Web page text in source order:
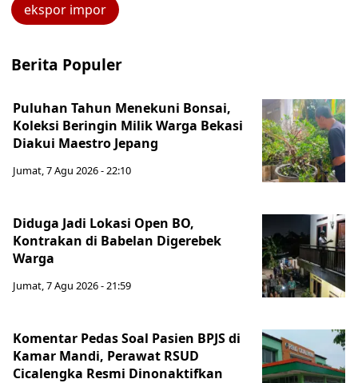
ekspor impor
Berita Populer
Puluhan Tahun Menekuni Bonsai,
Koleksi Beringin Milik Warga Bekasi
Diakui Maestro Jepang
Jumat, 7 Agu 2026 - 22:10
Diduga Jadi Lokasi Open BO,
Kontrakan di Babelan Digerebek
Warga
Jumat, 7 Agu 2026 - 21:59
Komentar Pedas Soal Pasien BPJS di
Kamar Mandi, Perawat RSUD
Cicalengka Resmi Dinonaktifkan